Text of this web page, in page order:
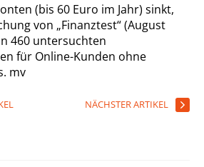
(bis 60 Euro im Jahr) sinkt,
von „Finanztest“ (August
460 untersuchten
für Online-Kunden ohne
mv
NÄCHSTER ARTIKEL